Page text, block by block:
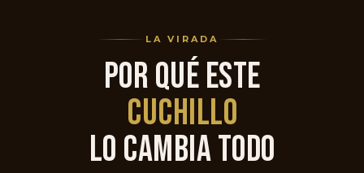
LA VIRADA
POR QUÉ ESTE
CUCHILLO
LO CAMBIA TODO